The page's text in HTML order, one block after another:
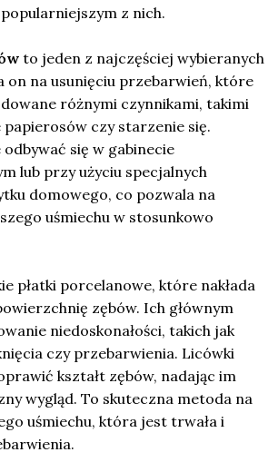
z nich.
to jeden z najczęściej wybieranych
on na usunięciu przebarwień, które
różnymi czynnikami, takimi
papierosów czy starzenie się.
się w gabinecie
lub przy użyciu specjalnych
domowego, co pozwala na
uśmiechu w stosunkowo
płatki porcelanowe, które nakłada
zębów. Ich głównym
niedoskonałości, takich jak
czy przebarwienia. Licówki
kształt zębów, nadając im
wygląd. To skuteczna metoda na
uśmiechu, która jest trwała i